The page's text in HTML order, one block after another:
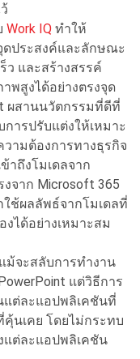
Work IQ ทำให้
ดประสงค์และลักษณะ
ว และสร้างสรรค์
พสูงได้อย่างตรงจุด
ผสานนวัตกรรมที่ดีที่
การปรับแต่งให้เหมาะ
วามต้องการทางธุรกิจ
ข้าถึงโมเดลจาก
งจาก Microsoft 365
ใช้ผลลัพธ์จากโมเดลที่
งได้อย่างเหมาะสม
แม้จะสลับการทำงาน
แต่วิธีการ
แต่ละแอปพลิเคชันที่
นเคย โดยไม่กระทบ
ต่ละแอปพลิเคชัน